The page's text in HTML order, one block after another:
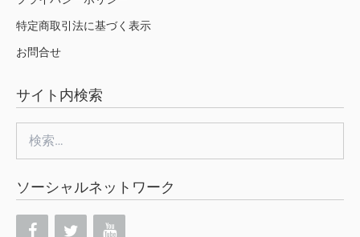
特定商取引法に基づく表示
お問合せ
サイト内検索
索:
ソーシャルネットワーク